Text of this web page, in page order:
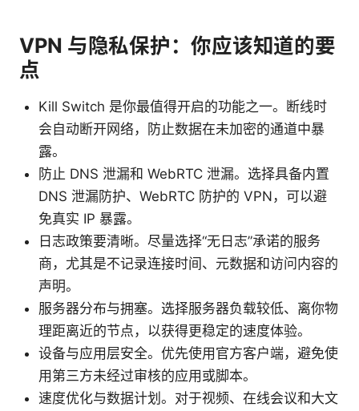
VPN 与隐私保护：你应该知道的要
点
Kill Switch 是你最值得开启的功能之一。断线时
会自动断开网络，防止数据在未加密的通道中暴
露。
防止 DNS 泄漏和 WebRTC 泄漏。选择具备内置
DNS 泄漏防护、WebRTC 防护的 VPN，可以避
免真实 IP 暴露。
日志政策要清晰。尽量选择“无日志”承诺的服务
商，尤其是不记录连接时间、元数据和访问内容的
声明。
服务器分布与拥塞。选择服务器负载较低、离你物
理距离近的节点，以获得更稳定的速度体验。
设备与应用层安全。优先使用官方客户端，避免使
用第三方未经过审核的应用或脚本。
速度优化与数据计划。对于视频、在线会议和大文